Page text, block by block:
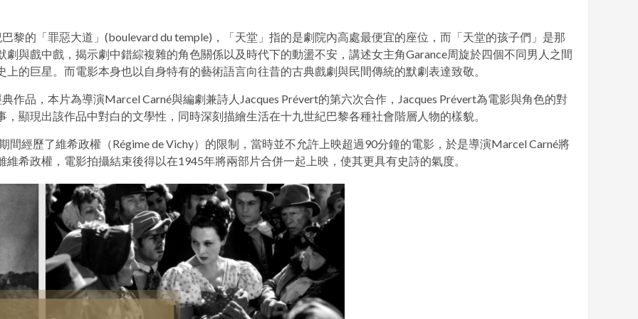
黎的「罪惡大道」(boulevard du temple)，「天堂」指的是劇院內高處最便宜的座位，而「天堂的孩子們」是那
與戲中戲，揭示劇中錯綜複雜的角色關係以及時代下的動盪不安，講述女主角Garance周旋於四個不同男人之間
的巨星。而電影本身也以自身特有的藝術語言向往昔的古典戲劇與民間傳統的默劇表達致敬。
作品，本片為導演Marcel Carné與編劇兼詩人Jacques Prévert的第六次合作，Jacques Prévert為電影與角色的對
顯現出該作品中對白的文學性，同時深刻描繪生活在十九世紀巴黎各種社會階層人物的樣貌。
經歷了維希政權（Régime de Vichy）的限制，當時並不允許上映超過90分鐘的電影，於是導演Marcel Carné將
希政權，電影拍攝結束後得以在1945年將兩部片合併一起上映，使其更具有史詩的氣度。